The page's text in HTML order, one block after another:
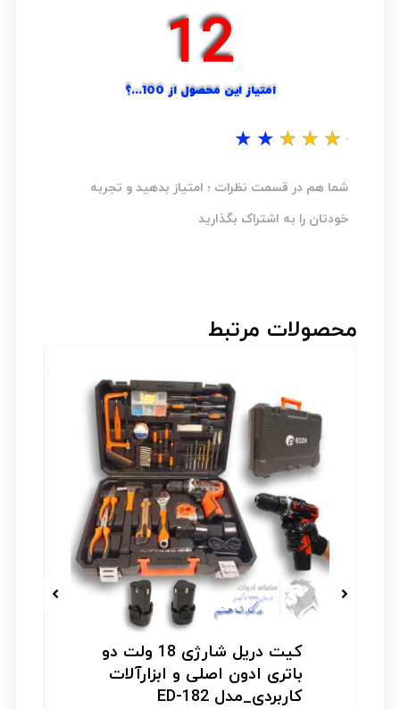
امتیاز این محصول از 100...؟
16
★
★
★
★
★
شما هم در قسمت نظرات ؛ امتیاز بدهید و تجربه
خودتان را به اشتراک بگذارید
محصولات مرتبط
کیت دریل شارژی 18 ولت دو
باتری ادون اصلی و ابزارآلات
کاربردی_مدل ED-182